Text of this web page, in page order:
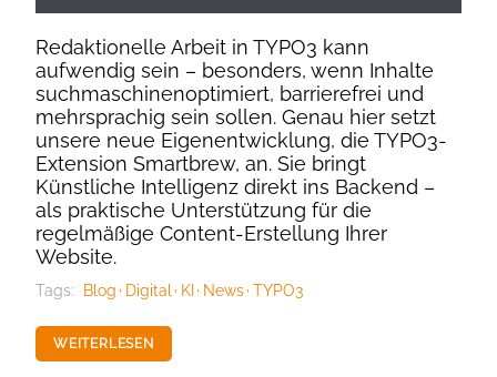
Redaktionelle Arbeit in TYPO3 kann
aufwendig sein – besonders, wenn Inhalte
suchmaschinenoptimiert, barrierefrei und
mehrsprachig sein sollen. Genau hier setzt
unsere neue Eigenentwicklung, die TYPO3-
Extension Smartbrew, an. Sie bringt
Künstliche Intelligenz direkt ins Backend –
als praktische Unterstützung für die
regelmäßige Content-Erstellung Ihrer
Website.
Tags: Blog Digital KI News TYPO3
WEITERLESEN